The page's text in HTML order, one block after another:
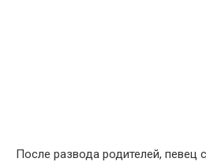
После развода родителей, певец